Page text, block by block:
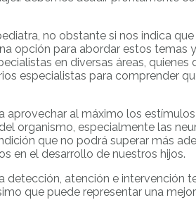
no obstante si nos indica
opción para abordar estos temas
en diversas áreas,
especialistas para comprender
al máximo los
organismo, especialmente las
que no podrá superar más
en el desarrollo de nuestros hijos.
atención e intervención
que puede representar una